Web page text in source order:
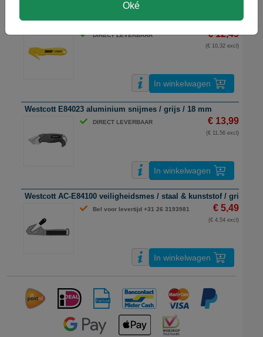
Olfa SK-10 veiligheidsmes / aluminium / geel
DIRECT LEVERBAAR € 12,49
(€ 10,32 excl)
In winkelwagen
Westcott E84023 aluminium snijmes / grijs / 18 mm
DIRECT LEVERBAAR € 13,99
(€ 11,56 excl)
In winkelwagen
Westcott AC-E84100 veiligheidsmes / staal & kunststof / grijs &
Bel voor levertijd +31 26 3193981 € 5,49
(€ 4,54 excl)
In winkelwagen
Oké